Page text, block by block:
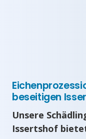
beseitigen
Unsere
Issertshof